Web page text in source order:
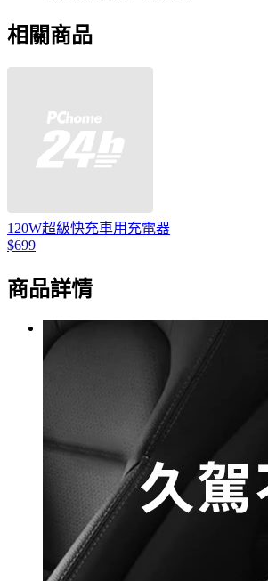
相關商品
120W超級快充車用充電器
$699
商品詳情